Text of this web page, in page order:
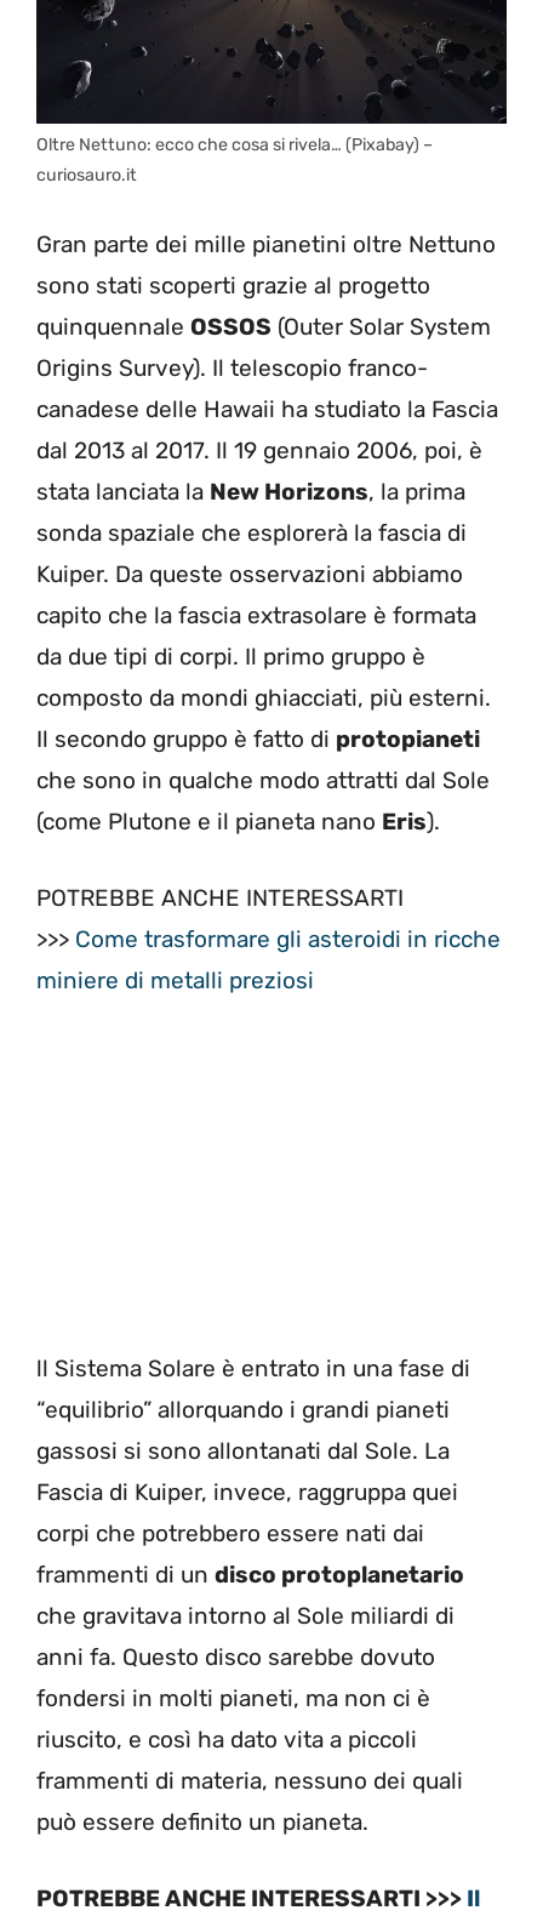
Oltre Nettuno: ecco che cosa si rivela… (Pixabay) –
curiosauro.it
Gran parte dei mille pianetini oltre Nettuno
sono stati scoperti grazie al progetto
quinquennale OSSOS (Outer Solar System
Origins Survey). Il telescopio franco-
canadese delle Hawaii ha studiato la Fascia
dal 2013 al 2017. Il 19 gennaio 2006, poi, è
stata lanciata la New Horizons, la prima
sonda spaziale che esplorerà la fascia di
Kuiper. Da queste osservazioni abbiamo
capito che la fascia extrasolare è formata
da due tipi di corpi. Il primo gruppo è
composto da mondi ghiacciati, più esterni.
Il secondo gruppo è fatto di protopianeti
che sono in qualche modo attratti dal Sole
(come Plutone e il pianeta nano Eris).
POTREBBE ANCHE INTERESSARTI
>>> Come trasformare gli asteroidi in ricche
miniere di metalli preziosi
ll Sistema Solare è entrato in una fase di
“equilibrio” allorquando i grandi pianeti
gassosi si sono allontanati dal Sole. La
Fascia di Kuiper, invece, raggruppa quei
corpi che potrebbero essere nati dai
frammenti di un disco protoplanetario
che gravitava intorno al Sole miliardi di
anni fa. Questo disco sarebbe dovuto
fondersi in molti pianeti, ma non ci è
riuscito, e così ha dato vita a piccoli
frammenti di materia, nessuno dei quali
può essere definito un pianeta.
POTREBBE ANCHE INTERESSARTI >>> Il